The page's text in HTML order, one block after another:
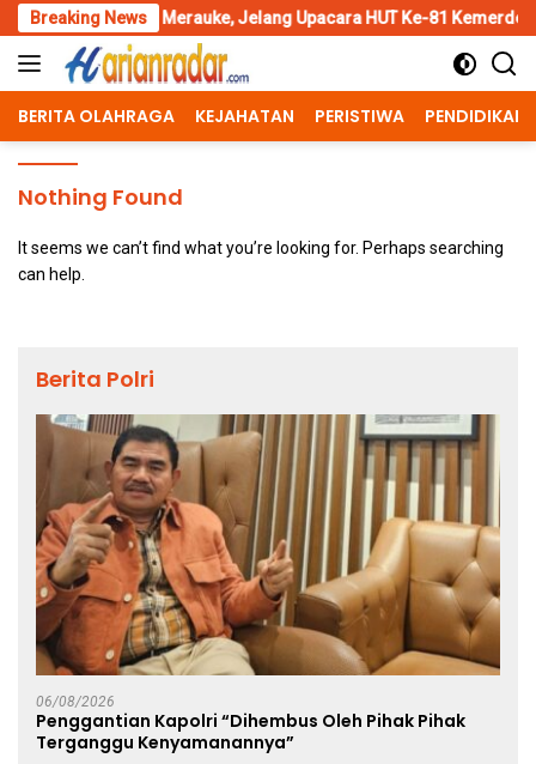
Skip
to
content
Breaking News
Merauke, Jelang Upacara HUT Ke-81 Kemerdekaan RI
BERITA OLAHRAGA KEJAHATAN PERISTIWA PENDIDIKAN
Nothing Found
It seems we can’t find what you’re looking for. Perhaps searching
can help.
Berita Polri
06/08/2026
Penggantian Kapolri “Dihembus Oleh Pihak Pihak
Terganggu Kenyamanannya”